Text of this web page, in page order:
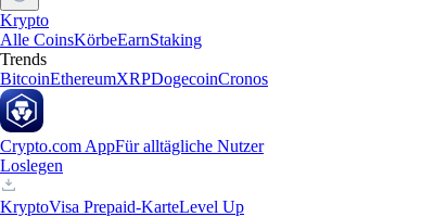
Krypto
Alle CoinsKörbeEarnStaking
Trends
BitcoinEthereumXRPDogecoinCronos
Crypto.com AppFür alltägliche Nutzer
Loslegen
KryptoVisa Prepaid-KarteLevel Up